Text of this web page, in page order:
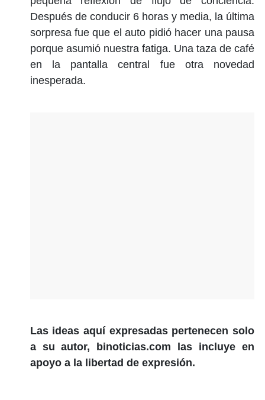
Después de conducir 6 horas y media, la última
sorpresa fue que el auto pidió hacer una pausa
porque asumió nuestra fatiga. Una taza de café
en la pantalla central fue otra novedad
inesperada.
Las ideas aquí expresadas pertenecen solo
a su autor, binoticias.com las incluye en
apoyo a la libertad de expresión.